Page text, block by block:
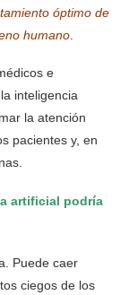
óptimo de
humano
e
inteligencia
la atención
pacientes y, en
artificial podría
Puede caer
ciegos de los